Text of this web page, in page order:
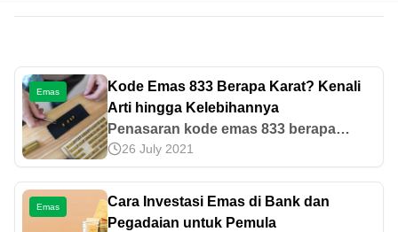
Emas
Kode Emas 833 Berapa Karat? Kenali
Arti hingga Kelebihannya
Penasaran kode emas 833 berapa
karat? Emas 833 setara 20 karat
dengan kandungan emas murni 83,3%.
Kenali arti kode, nilai, hingga
kelebihannya di sini!
26 July 2021
Emas
Cara Investasi Emas di Bank dan
Pegadaian untuk Pemula